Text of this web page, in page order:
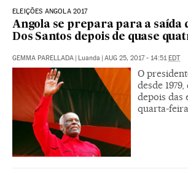
ELEIÇÕES ANGOLA 2017
Angola se prepara para a saída
Dos Santos depois de quase
GEMMA PARELLADA Luanda AUG 25, 2017 - 14:51 EDT
O
desde
depois das
quarta-feira